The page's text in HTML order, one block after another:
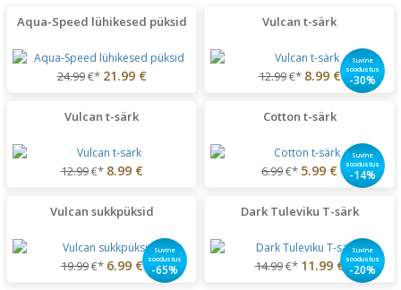
Aqua-Speed lühikesed püksid
24.99€* 21.99 €
Vulcan t-särk
Suvine
soodustus
-30%
12.99€* 8.99 €
Vulcan t-särk
12.99€* 8.99 €
Cotton t-särk
Suvine
soodustus
-14%
6.99€* 5.99 €
Vulcan sukkpüksid
Suvine
soodustus
-65%
19.99€* 6.99 €
Dark Tuleviku T-särk
Suvine
soodustus
-20%
14.99€* 11.99 €